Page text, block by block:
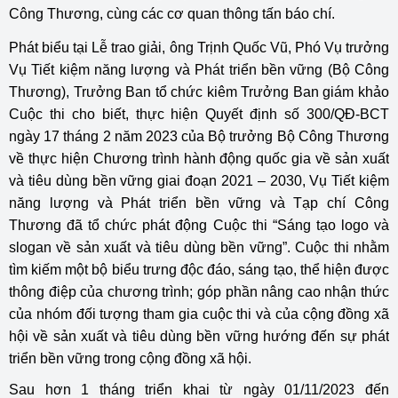
Công Thương, cùng các cơ quan thông tấn báo chí.
Phát biểu tại Lễ trao giải, ông Trịnh Quốc Vũ, Phó Vụ trưởng
Vụ Tiết kiệm năng lượng và Phát triển bền vững (Bộ Công
Thương), Trưởng Ban tổ chức kiêm Trưởng Ban giám khảo
Cuộc thi cho biết, thực hiện Quyết định số 300/QĐ-BCT
ngày 17 tháng 2 năm 2023 của Bộ trưởng Bộ Công Thương
về thực hiện Chương trình hành động quốc gia về sản xuất
và tiêu dùng bền vững giai đoạn 2021 – 2030, Vụ Tiết kiệm
năng lượng và Phát triển bền vững và Tạp chí Công
Thương đã tổ chức phát động Cuộc thi “Sáng tạo logo và
slogan về sản xuất và tiêu dùng bền vững”. Cuộc thi nhằm
tìm kiếm một bộ biểu trưng độc đáo, sáng tạo, thể hiện được
thông điệp của chương trình; góp phần nâng cao nhận thức
của nhóm đối tượng tham gia cuộc thi và của cộng đồng xã
hội về sản xuất và tiêu dùng bền vững hướng đến sự phát
triển bền vững trong cộng đồng xã hội.
Sau hơn 1 tháng triển khai từ ngày 01/11/2023 đến